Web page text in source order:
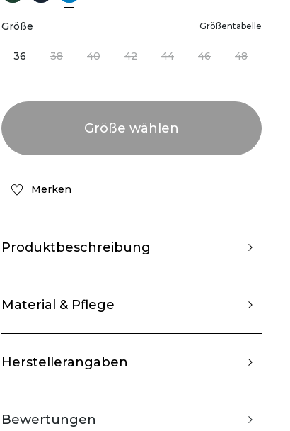
Größe Größentabelle
36 38 40 42 44 46 48
Merken
Produktbeschreibung
Material & Pflege
Herstellerangaben
Bewertungen